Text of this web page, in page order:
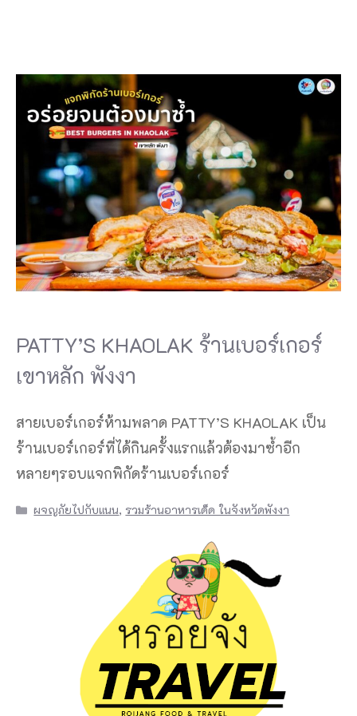
PATTY’S KHAOLAK ร้านเบอร์เกอร์
เขาหลัก พังงา
สายเบอร์เกอร์ห้ามพลาด PATTY’S KHAOLAK เป็น
ร้านเบอร์เกอร์ที่ได้กินครั้งแรกแล้วต้องมาซ้ำอีก
หลายๆรอบแจกพิกัดร้านเบอร์เกอร์
Categories
ผจญภัยไปกับแนน, รวมร้านอาหารเด็ด ในจังหวัดพังงา